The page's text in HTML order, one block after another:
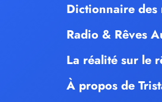
Dictionnaire des
Radio & Rêves
La réalité sur le
À propos de